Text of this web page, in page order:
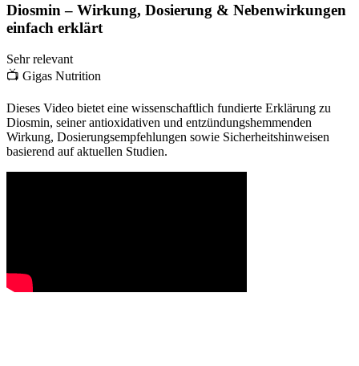
Diosmin – Wirkung, Dosierung & Nebenwirkungen
einfach erklärt
Sehr relevant
📺 Gigas Nutrition
Dieses Video bietet eine wissenschaftlich fundierte Erklärung zu
Diosmin, seiner antioxidativen und entzündungshemmenden
Wirkung, Dosierungsempfehlungen sowie Sicherheitshinweisen
basierend auf aktuellen Studien.